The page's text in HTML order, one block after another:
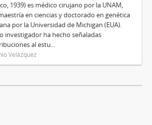
1939) es médico cirujano por la UNAM,
en ciencias y doctorado en genética
por la Universidad de Michigan (EUA).
investigador ha hecho señaladas
al estu...
Velázquez